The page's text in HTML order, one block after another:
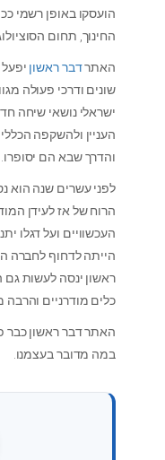
הועסקו באופן רשמי
החינוך, תחום
האתרדבר ראשון
שונים ודרכי פעולה
ישראלי נושאי שיחה
העניין ולהשקפה
והדרך שבא הם יסופרו.
לפני עשרים שנה הוא
הרוח של אז לעידן
העכשוויים ועל דגלו
הייתה לדחוף לחברה
ראשון ינסה לעשות
כלים מודרניים והרבה
האתר דבר ראשון כבר
במה מדובר בעצמנו.